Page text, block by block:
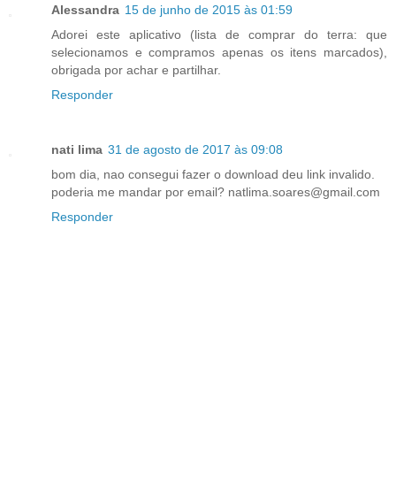
Alessandra 15 de junho de 2015 às 01:59
Adorei este aplicativo (lista de comprar do terra: que
selecionamos e compramos apenas os itens marcados),
obrigada por achar e partilhar.
Responder
nati lima 31 de agosto de 2017 às 09:08
bom dia, nao consegui fazer o download deu link invalido.
poderia me mandar por email? natlima.soares@gmail.com
Responder